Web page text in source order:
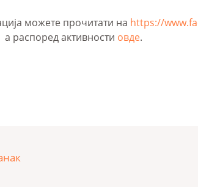
можете прочитати на https://
а распоред активности овде.